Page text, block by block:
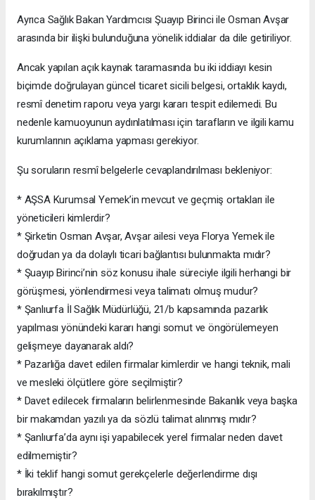
Ayrıca Sağlık Bakan Yardımcısı Şuayıp Birinci ile Osman Avşar
arasında bir ilişki bulunduğuna yönelik iddialar da dile getiriliyor.
Ancak yapılan açık kaynak taramasında bu iki iddiayı kesin
biçimde doğrulayan güncel ticaret sicili belgesi, ortaklık kaydı,
resmî denetim raporu veya yargı kararı tespit edilemedi. Bu
nedenle kamuoyunun aydınlatılması için tarafların ve ilgili kamu
kurumlarının açıklama yapması gerekiyor.
Şu soruların resmî belgelerle cevaplandırılması bekleniyor:
* AŞSA Kurumsal Yemek’in mevcut ve geçmiş ortakları ile
yöneticileri kimlerdir?
* Şirketin Osman Avşar, Avşar ailesi veya Florya Yemek ile
doğrudan ya da dolaylı ticari bağlantısı bulunmakta mıdır?
* Şuayıp Birinci’nin söz konusu ihale süreciyle ilgili herhangi bir
görüşmesi, yönlendirmesi veya talimatı olmuş mudur?
* Şanlıurfa İl Sağlık Müdürlüğü, 21/b kapsamında pazarlık
yapılması yönündeki kararı hangi somut ve öngörülemeyen
gelişmeye dayanarak aldı?
* Pazarlığa davet edilen firmalar kimlerdir ve hangi teknik, mali
ve mesleki ölçütlere göre seçilmiştir?
* Davet edilecek firmaların belirlenmesinde Bakanlık veya başka
bir makamdan yazılı ya da sözlü talimat alınmış mıdır?
* Şanlıurfa’da aynı işi yapabilecek yerel firmalar neden davet
edilmemiştir?
* İki teklif hangi somut gerekçelerle değerlendirme dışı
bırakılmıştır?